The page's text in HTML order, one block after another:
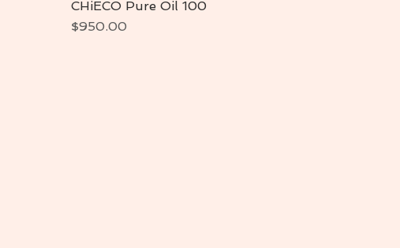
Vista rápida
CHiECO Pure Oil 100
Precio
$950.00